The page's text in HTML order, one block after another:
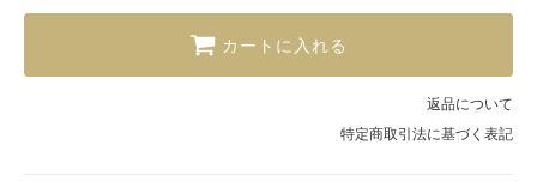
カートに入れる
返品について
特定商取引法に基づく表記